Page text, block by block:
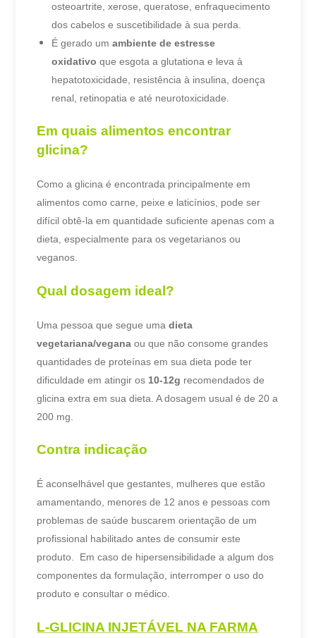
osteoartrite, xerose, queratose, enfraquecimento
dos cabelos e suscetibilidade à sua perda.
É gerado umambiente de estresse
oxidativo que esgota a glutationa e leva à
hepatotoxicidade, resistência à insulina, doença
renal, retinopatia e até neurotoxicidade.
Em quais alimentos encontrar
g licina?
Como a glicina é encontrada principalmente em
alimentos como carne, peixe e laticínios, pode ser
difícil obtê-la em quantidade suficiente apenas com a
dieta, especialmente para os vegetarianos ou
veganos.
Qual dosagem ideal?
Uma pessoa que segue umadieta
vegetariana/vegana ou que não consome grandes
quantidades de proteínas em sua dieta pode ter
dificuldade em atingir os 10-12g recomendados de
glicina extra em sua dieta. A dosagem usual é de 20 a
200 mg.
Contra indicação
É aconselhável que gestantes, mulheres que estão
amamentando, menores de 12 anos e pessoas com
problemas de saúde buscarem orientação de um
profissional habilitado antes de consumir este
produto.
Em caso de hipersensibilidade a algum dos
componentes da formulação, interromper o uso do
produto e consultar o médico.
L-GLICINA INJETÁVEL NA FARMA